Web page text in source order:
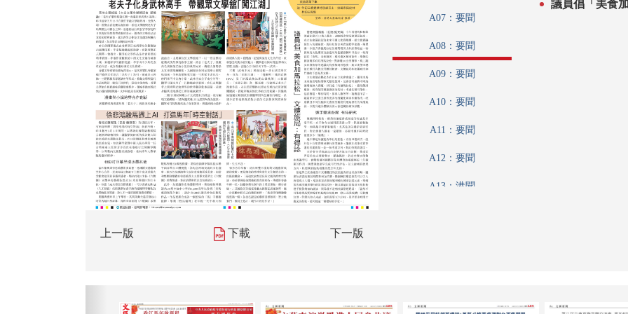
上一版 下載 下一版
A07：要聞
A08：要聞
A09：要聞
A10：要聞
A11：要聞
A12：要聞
A13：港聞